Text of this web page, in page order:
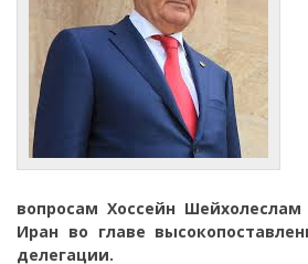
вопросам Хоссейн
Иран во главе
делегации.